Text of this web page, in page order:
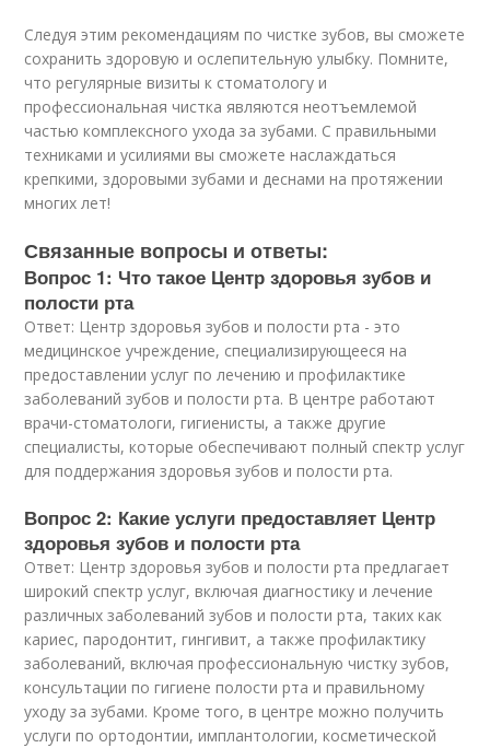
Следуя этим рекомендациям по чистке зубов, вы сможете
сохранить здоровую и ослепительную улыбку. Помните,
что регулярные визиты к стоматологу и
профессиональная чистка являются неотъемлемой
частью комплексного ухода за зубами. С правильными
техниками и усилиями вы сможете наслаждаться
крепкими, здоровыми зубами и деснами на протяжении
многих лет!
Связанные вопросы и ответы:
Вопрос 1: Что такое Центр здоровья зубов и
полости рта
Ответ: Центр здоровья зубов и полости рта - это
медицинское учреждение, специализирующееся на
предоставлении услуг по лечению и профилактике
заболеваний зубов и полости рта. В центре работают
врачи-стоматологи, гигиенисты, а также другие
специалисты, которые обеспечивают полный спектр услуг
для поддержания здоровья зубов и полости рта.
Вопрос 2: Какие услуги предоставляет Центр
здоровья зубов и полости рта
Ответ: Центр здоровья зубов и полости рта предлагает
широкий спектр услуг, включая диагностику и лечение
различных заболеваний зубов и полости рта, таких как
кариес, пародонтит, гингивит, а также профилактику
заболеваний, включая профессиональную чистку зубов,
консультации по гигиене полости рта и правильному
уходу за зубами. Кроме того, в центре можно получить
услуги по ортодонтии, имплантологии, косметической